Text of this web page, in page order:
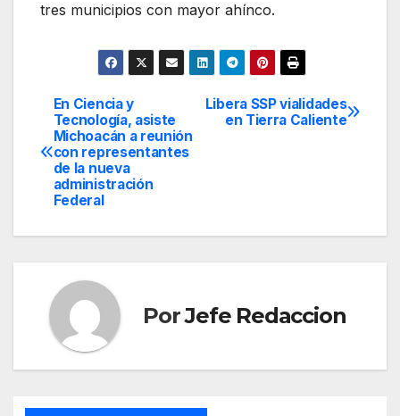
tres municipios con mayor ahínco.
Navegación
de
entradas
Libera SSP vialidades
en Tierra Caliente
En Ciencia y
Tecnología, asiste
Michoacán a reunión
con representantes
de la nueva
administración
Federal
PorJefe Redaccion